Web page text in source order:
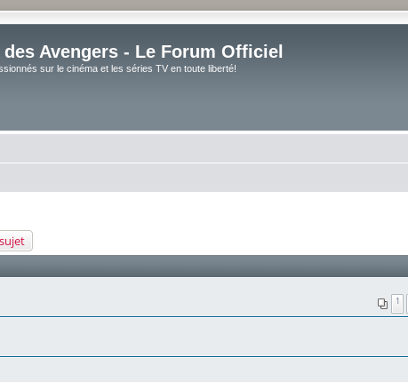
des Avengers - Le Forum Officiel
sur le cinéma et les séries TV en toute liberté!
1